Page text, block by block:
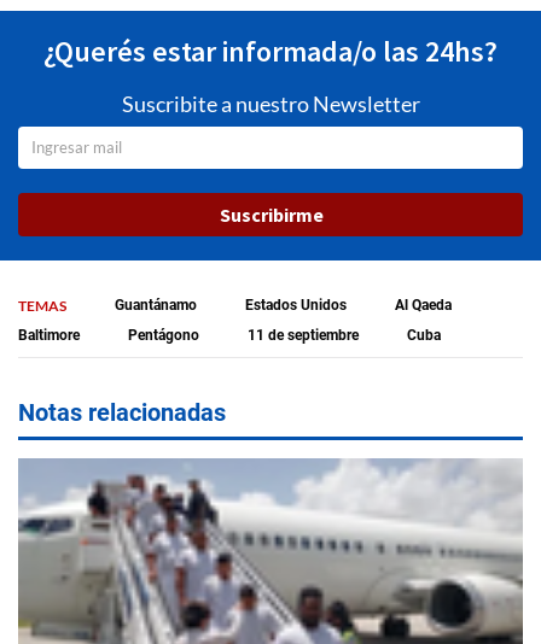
¿Querés estar informada/o las 24hs?
Suscribite a nuestro Newsletter
Suscribirme
TEMAS Guantánamo Estados Unidos
Al Qaeda
Baltimore
Pentágono 11 de septiembre Cuba
Notas relacionadas